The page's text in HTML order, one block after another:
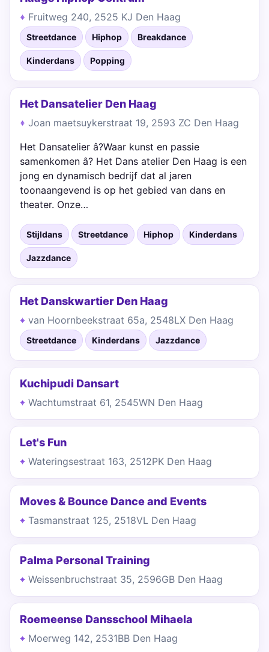
Fruitweg 240, 2525 KJ Den Haag
Streetdance Hiphop Breakdance
Kinderdans Popping
Het Dansatelier Den Haag
Joan maetsuykerstraat 19, 2593 ZC Den Haag
Het Dansatelier â?Waar kunst en passie
samenkomen â? Het Dans atelier Den Haag is een
jong en dynamisch bedrijf dat al jaren
toonaangevend is op het gebied van dans en
theater. Onze…
Stijldans Streetdance Hiphop Kinderdans
Jazzdance
Het Danskwartier Den Haag
van Hoornbeekstraat 65a, 2548LX Den Haag
Streetdance Kinderdans Jazzdance
Kuchipudi Dansart
Wachtumstraat 61, 2545WN Den Haag
Let's Fun
Wateringsestraat 163, 2512PK Den Haag
Moves & Bounce Dance and Events
Tasmanstraat 125, 2518VL Den Haag
Palma Personal Training
Weissenbruchstraat 35, 2596GB Den Haag
Roemeense Dansschool Mihaela
Moerweg 142, 2531BB Den Haag